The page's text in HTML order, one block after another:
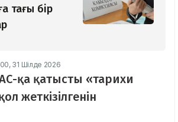
тағы бір
31 Шілде 2026
қа қатысты «тарихи
жеткізілгенін